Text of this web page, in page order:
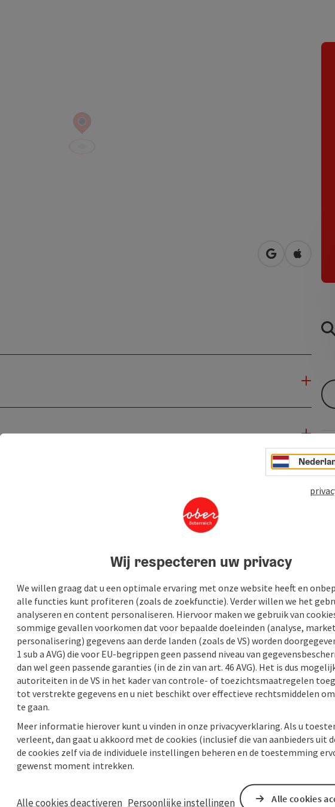
Openen inOpenen
Wij respecteren uw privacy
We willen graag dat u een optimale ervaring met onze website heeft en
alle functies kunt profiteren (zoals de zoekfunctie). Verder willen we het
analyseren en content personaliseren. Hiervoor maken we gebruik van
sommige gevallen voorkomen dat voor bepaalde doeleinden (analyse,
personalisering) gegevens aan derde landen (zoals de VS) worden
1 sub a AVG) die voor EU-begrippen geen passend niveau van
dan wel geen passende garanties (in de zin van art. 46 AVG). Het is dus
autoriteiten in de VS in het kader van controle- of toezichtsmaatregelen
tot verstrekte gegevens en u niet beschikt over effectieve rechtsmiddelen
te gaan.
Meer informatie hierover kunt u vinden in onze privacyverklaring. Als u
verleent, dan gaat u akkoord met de cookies (inclusief die van aanbieders uit
de cookies zelf via de individuele instellingen beheren en de toestemming
gewenst moment intrekken.
Alle cookies deactiveren Persoonlijke instellingen Alle cookies